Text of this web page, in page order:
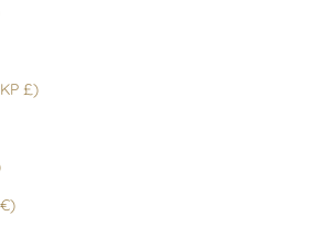
Falklandinseln (FKP £)
Frankreich (EUR €)